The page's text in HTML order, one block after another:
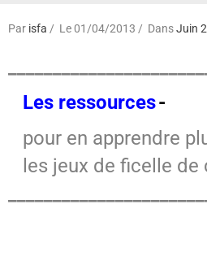
Par isfa Le 01/04/2013 DansJuin
Les ressources-
pour en apprendre
les jeux de ficelle de